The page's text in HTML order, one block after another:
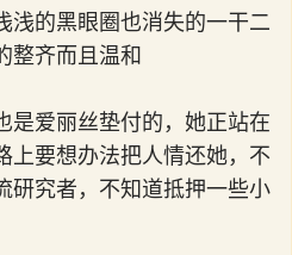
浅的黑眼圈也消失的一干二
整齐而且温和
是爱丽丝垫付的，她正站在
上要想办法把人情还她，不
研究者，不知道抵押一些小